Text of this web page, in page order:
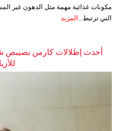
مكونات غذائية مهمة مثل الدهون غير
التي ترتبط...
المزيد
أحدث إطلالات كارمن بصيبص